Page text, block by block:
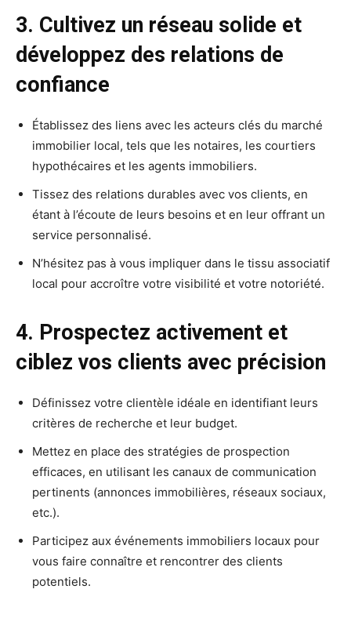
3. Cultivez un réseau solide et
développez des relations de
confiance
Établissez des liens avec les acteurs clés du marché
immobilier local, tels que les notaires, les courtiers
hypothécaires et les agents immobiliers.
Tissez des relations durables avec vos clients, en
étant à l’écoute de leurs besoins et en leur offrant un
service personnalisé.
N’hésitez pas à vous impliquer dans le tissu associatif
local pour accroître votre visibilité et votre notoriété.
4. Prospectez activement et
ciblez vos clients avec précision
Définissez votre clientèle idéale en identifiant leurs
critères de recherche et leur budget.
Mettez en place des stratégies de prospection
efficaces, en utilisant les canaux de communication
pertinents (annonces immobilières, réseaux sociaux,
etc.).
Participez aux événements immobiliers locaux pour
vous faire connaître et rencontrer des clients
potentiels.